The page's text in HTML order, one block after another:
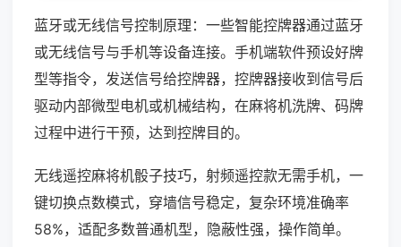
蓝牙或无线信号控制原理：一些智能控牌器通过蓝牙
或无线信号与手机等设备连接。手机端软件预设好牌
型等指令，发送信号给控牌器，控牌器接收到信号后
驱动内部微型电机或机械结构，在麻将机洗牌、码牌
过程中进行干预，达到控牌目的。
无线遥控麻将机骰子技巧，射频遥控款无需手机，一
键切换点数模式，穿墙信号稳定，复杂环境准确率
58%，适配多数普通机型，隐蔽性强，操作简单。